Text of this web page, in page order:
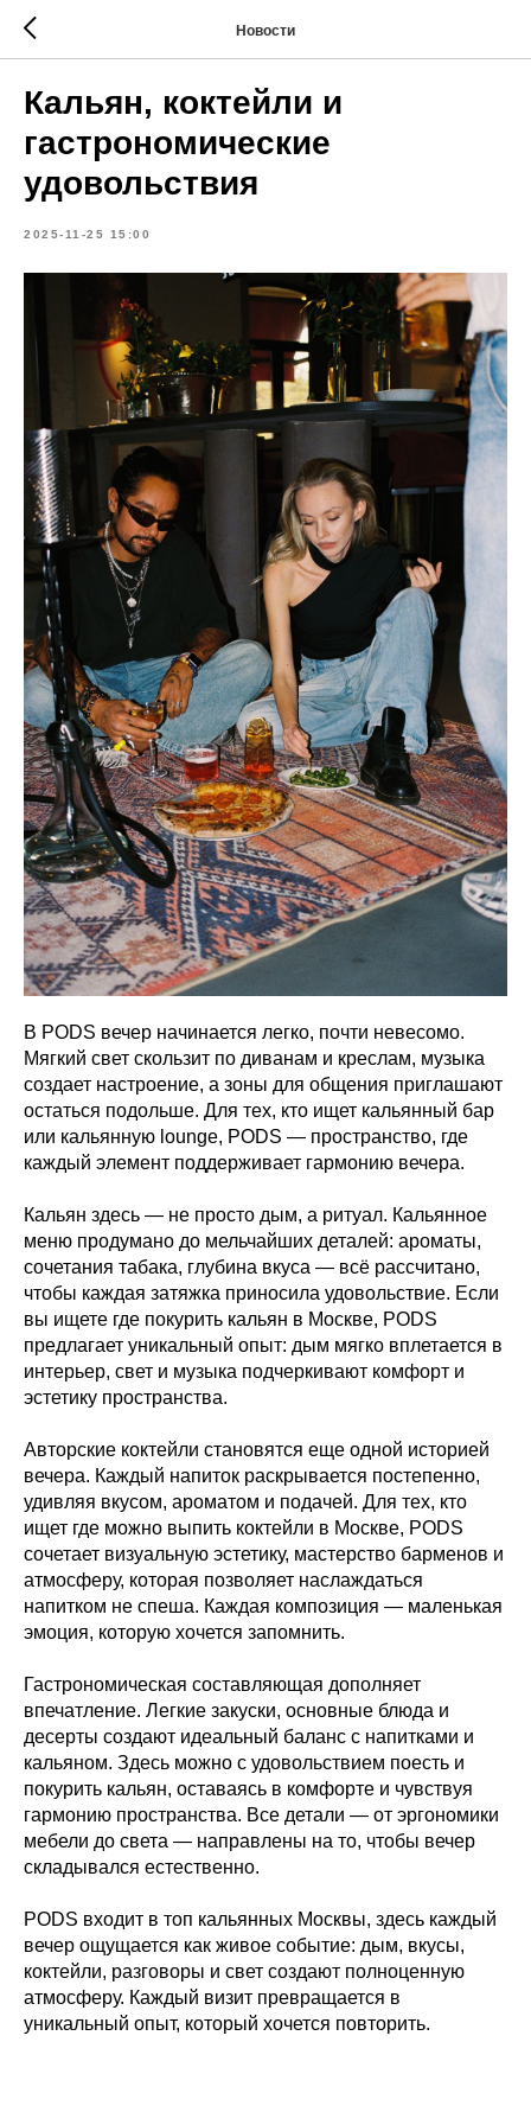
Новости
Кальян, коктейли и
гастрономические
удовольствия
2025-11-25 15:00
В PODS вечер начинается легко, почти невесомо.
Мягкий свет скользит по диванам и креслам, музыка
создает настроение, а зоны для общения приглашают
остаться подольше. Для тех, кто ищет кальянный бар
или кальянную lounge, PODS — пространство, где
каждый элемент поддерживает гармонию вечера.
Кальян здесь — не просто дым, а ритуал. Кальянное
меню продумано до мельчайших деталей: ароматы,
сочетания табака, глубина вкуса — всё рассчитано,
чтобы каждая затяжка приносила удовольствие. Если
вы ищете где покурить кальян в Москве, PODS
предлагает уникальный опыт: дым мягко вплетается в
интерьер, свет и музыка подчеркивают комфорт и
эстетику пространства.
Авторские коктейли становятся еще одной историей
вечера. Каждый напиток раскрывается постепенно,
удивляя вкусом, ароматом и подачей. Для тех, кто
ищет где можно выпить коктейли в Москве, PODS
сочетает визуальную эстетику, мастерство барменов и
атмосферу, которая позволяет наслаждаться
напитком не спеша. Каждая композиция — маленькая
эмоция, которую хочется запомнить.
Гастрономическая составляющая дополняет
впечатление. Легкие закуски, основные блюда и
десерты создают идеальный баланс с напитками и
кальяном. Здесь можно с удовольствием поесть и
покурить кальян, оставаясь в комфорте и чувствуя
гармонию пространства. Все детали — от эргономики
мебели до света — направлены на то, чтобы вечер
складывался естественно.
PODS входит в топ кальянных Москвы, здесь каждый
вечер ощущается как живое событие: дым, вкусы,
коктейли, разговоры и свет создают полноценную
атмосферу. Каждый визит превращается в
уникальный опыт, который хочется повторить.